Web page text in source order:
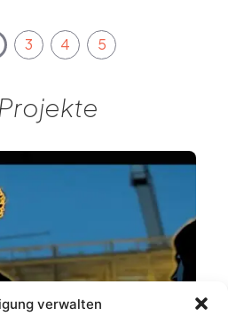
verwalten
Projekte